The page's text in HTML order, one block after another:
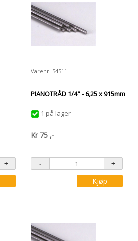
Varenr: 54511
PIANOTRÅD 1/4" - 6,25 x 915mm
1 på lager
Kr 75 ,-
Kjøp